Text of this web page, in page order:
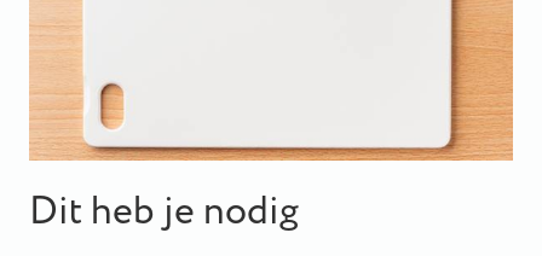
Dit heb je nodig